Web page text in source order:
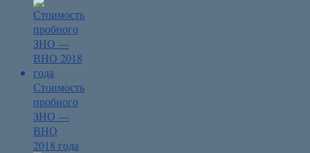
Стоимость
пробного
ЗНО —
ВНО
2018 года